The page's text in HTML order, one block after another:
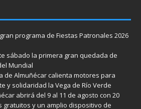
programa de Fiestas Patronales 2026
sábado la primera gran quedada de
Mundial
de Almuñécar calienta motores para
y solidaridad la Vega de Río Verde
abrirá del 9 al 11 de agosto con 20
gratuitos y un amplio dispositivo de